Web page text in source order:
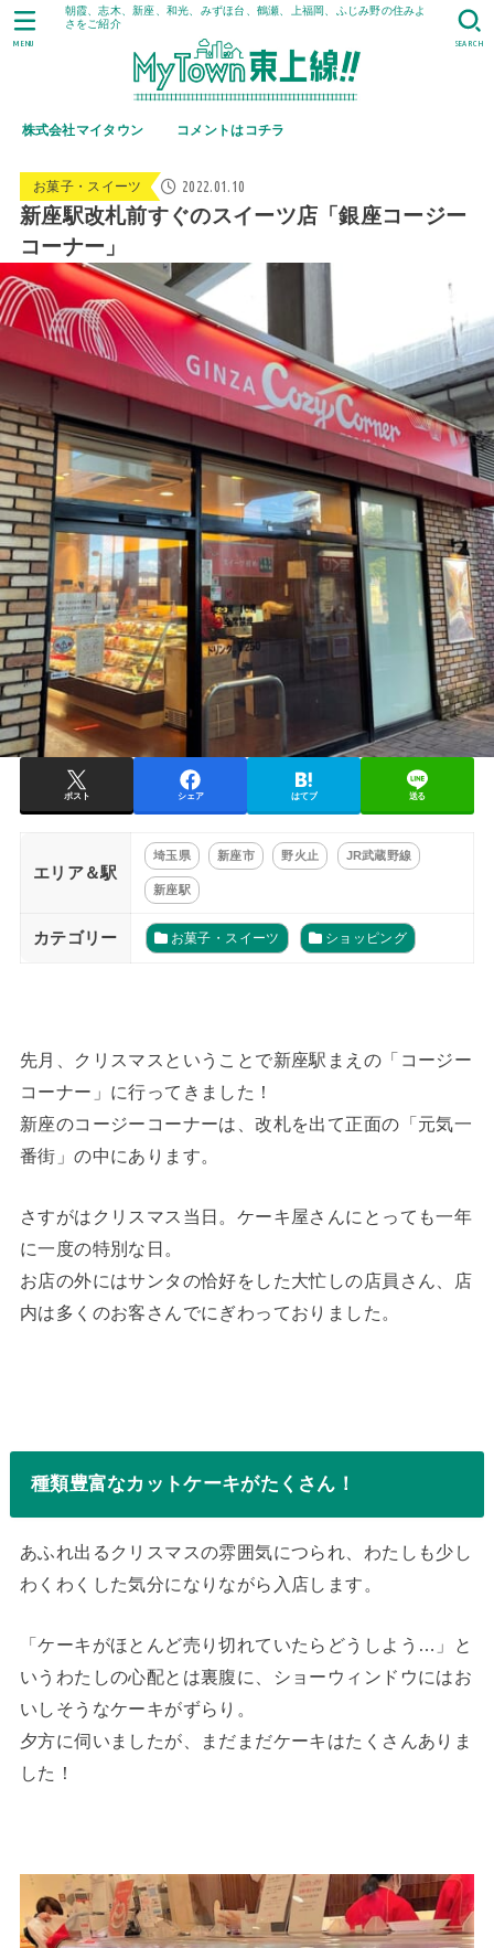
朝霞、志木、新座、和光、みずほ台、鶴瀬、上福岡、ふじみ野の住みよ
さをご紹介
株式会社マイタウン コメントはコチラ
SEARCH
MENU
お菓子・スイーツ 2022.01.10
新座駅改札前すぐのスイーツ店「銀座コージー
コーナー」
ポスト シェア はてブ 送る
エリア＆駅
埼玉県 新座市 野火止 JR武蔵野線
新座駅
カテゴリー お菓子・スイーツ ショッピング
先月、クリスマスということで新座駅まえの「コージー
コーナー」に行ってきました！
新座のコージーコーナーは、改札を出て正面の「元気一
番街」の中にあります。
さすがはクリスマス当日。ケーキ屋さんにとっても一年
に一度の特別な日。
お店の外にはサンタの恰好をした大忙しの店員さん、店
内は多くのお客さんでにぎわっておりました。
種類豊富なカットケーキがたくさん！
あふれ出るクリスマスの雰囲気につられ、わたしも少し
わくわくした気分になりながら入店します。
「ケーキがほとんど売り切れていたらどうしよう…」と
いうわたしの心配とは裏腹に、ショーウィンドウにはお
いしそうなケーキがずらり。
夕方に伺いましたが、まだまだケーキはたくさんありま
した！